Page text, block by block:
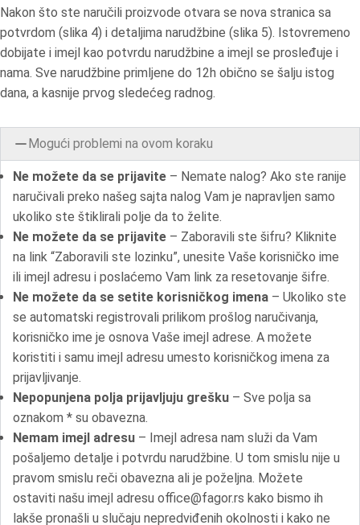
Nakon što ste naručili proizvode otvara se nova stranica sa
potvrdom (slika 4) i detaljima narudžbine (slika 5). Istovremeno
dobijate i imejl kao potvrdu narudžbine a imejl se prosleđuje i
nama. Sve narudžbine primljene do 12h obično se šalju istog
dana, a kasnije prvog sledećeg radnog.
Mogući problemi na ovom koraku
Ne možete da se prijavite – Nemate nalog? Ako ste ranije
naručivali preko našeg sajta nalog Vam je napravljen samo
ukoliko ste štiklirali polje da to želite.
Ne možete da se prijavite – Zaboravili ste šifru? Kliknite
na link “Zaboravili ste lozinku”, unesite Vaše korisničko ime
ili imejl adresu i poslaćemo Vam link za resetovanje šifre.
Ne možete da se setite korisničkog imena – Ukoliko ste
se automatski registrovali prilikom prošlog naručivanja,
korisničko ime je osnova Vaše imejl adrese. A možete
koristiti i samu imejl adresu umesto korisničkog imena za
prijavljivanje.
Nepopunjena polja prijavljuju grešku – Sve polja sa
oznakom * su obavezna.
Nemam imejl adresu – Imejl adresa nam služi da Vam
pošaljemo detalje i potvrdu narudžbine. U tom smislu nije u
pravom smislu reči obavezna ali je poželjna. Možete
ostaviti našu imejl adresu office@fagor.rs kako bismo ih
lakše pronašli u slučaju nepredviđenih okolnosti i kako ne